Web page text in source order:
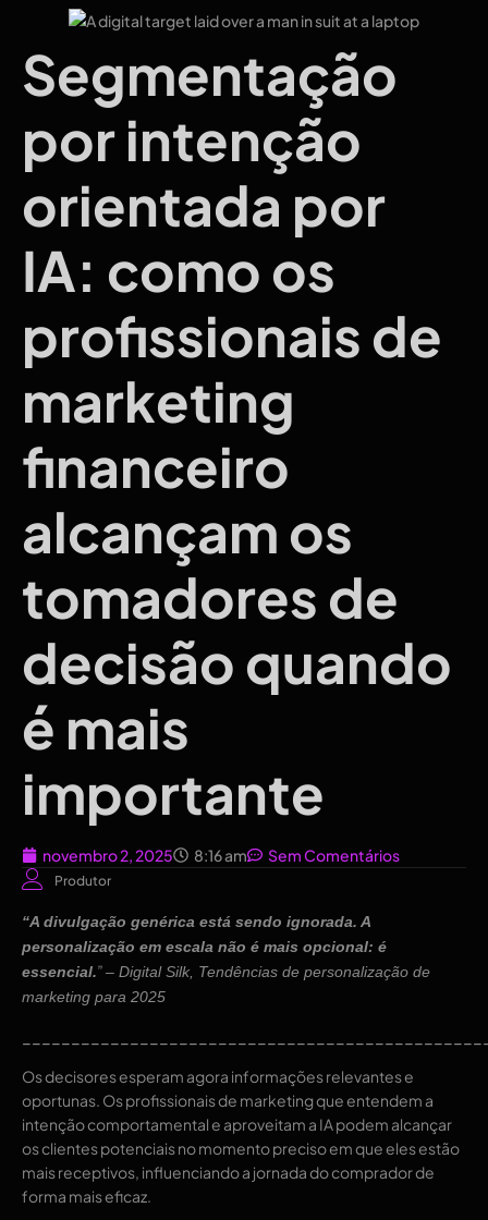
Segmentação
por intenção
orientada por
IA: como os
profissionais de
marketing
financeiro
alcançam os
tomadores de
decisão quando
é mais
importante
novembro 2, 2025 8:16 am Sem Comentários
Produtor
“A divulgação genérica está sendo ignorada. A
personalização em escala não é mais opcional: é
essencial.”– Digital Silk, Tendências de personalização de
marketing para 2025
Os decisores esperam agora informações relevantes e
oportunas. Os profissionais de marketing que entendem a
intenção comportamental e aproveitam a IA podem alcançar
os clientes potenciais no momento preciso em que eles estão
mais receptivos, influenciando a jornada do comprador de
forma mais eficaz.